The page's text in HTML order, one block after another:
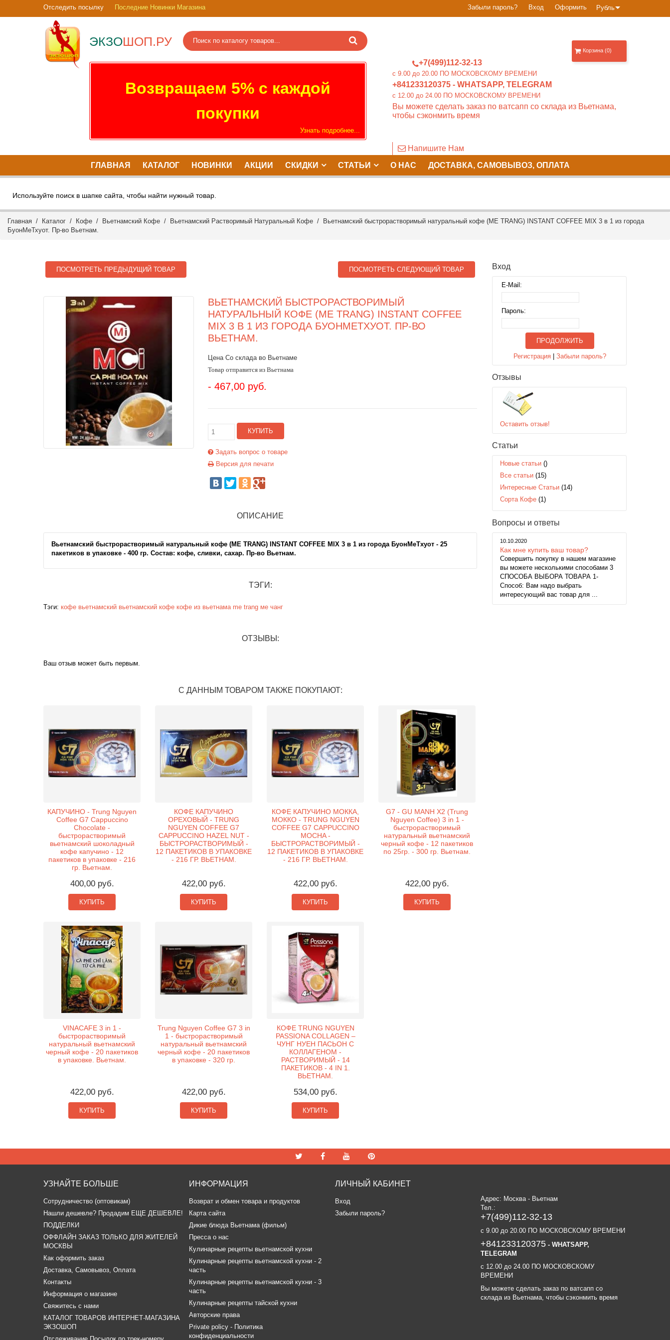
Рубль
Забыли пароль? Вход Оформить
Отследить посылку Последние Новинки Магазина
ЭКЗОШОП.РУ
+7(499)112-32-13
c 9.00 до 20.00 ПО МОСКОВСКОМУ ВРЕМЕНИ
+841233120375 - WHATSAPP, TELEGRAM
c 12.00 до 24.00 ПО МОСКОВСКОМУ ВРЕМЕНИ
Вы можете сделать заказ по ватсапп со склада из Вьетнама,
чтобы сэконмить время
Напишите Нам
Возвращаем 5% с каждой
покупки
Узнать подробнее...
Корзина (0)
ГЛАВНАЯ КАТАЛОГ НОВИНКИ АКЦИИ СКИДКИ СТАТЬИ О НАС ДОСТАВКА, САМОВЫВОЗ, ОПЛАТА
Используйте поиск в шапке сайта, чтобы найти нужный товар.
Главная / Каталог / Кофе / Вьетнамский Кофе / Вьетнамский Растворимый Натуральный Кофе / Вьетнамский быстрорастворимый натуральный кофе (ME TRANG) INSTANT COFFEE MIX 3 в 1 из города
БуонМеТхуот. Пр-во Вьетнам.
ПОСМОТРЕТЬ ПРЕДЫДУЩИЙ ТОВАР ПОСМОТРЕТЬ СЛЕДУЮЩИЙ ТОВАР
ВЬЕТНАМСКИЙ БЫСТРОРАСТВОРИМЫЙ
НАТУРАЛЬНЫЙ КОФЕ (ME TRANG) INSTANT COFFEE
MIX 3 В 1 ИЗ ГОРОДА БУОНМЕТХУОТ. ПР-ВО
ВЬЕТНАМ.
Цена Со склада во Вьетнаме
Товар отправится из Вьетнама
- 467,00 руб.
КУПИТЬ
Задать вопрос о товаре
Версия для печати
ОПИСАНИЕ
Вьетнамский быстрорастворимый натуральный кофе (ME TRANG) INSTANT COFFEE MIX 3 в 1 из города БуонМеТхуот - 25
пакетиков в упаковке - 400 гр. Состав: кофе, сливки, сахар. Пр-во Вьетнам.
ТЭГИ:
Тэги: кофе вьетнамский вьетнамский кофе кофе из вьетнама me trang ме чанг
ОТЗЫВЫ:
Ваш отзыв может быть первым.
С ДАННЫМ ТОВАРОМ ТАКЖЕ ПОКУПАЮТ:
КАПУЧИНО - Trung Nguyen
Coffee G7 Cappuccino
Chocolate -
быстрорастворимый
вьетнамский шоколадный
кофе капучино - 12
пакетиков в упаковке - 216
гр. Вьетнам.
400,00 руб.
КУПИТЬ
КОФЕ КАПУЧИНО
ОРЕХОВЫЙ - TRUNG
NGUYEN COFFEE G7
CAPPUCCINO HAZEL NUT -
БЫСТРОРАСТВОРИМЫЙ -
12 ПАКЕТИКОВ В УПАКОВКЕ
- 216 ГР. ВЬЕТНАМ.
422,00 руб.
КУПИТЬ
КОФЕ КАПУЧИНО МОККА,
МОККО - TRUNG NGUYEN
COFFEE G7 CAPPUCCINO
MOCHA -
БЫСТРОРАСТВОРИМЫЙ -
12 ПАКЕТИКОВ В УПАКОВКЕ
- 216 ГР. ВЬЕТНАМ.
422,00 руб.
КУПИТЬ
G7 - GU MANH X2 (Trung
Nguyen Coffee) 3 in 1 -
быстрорастворимый
натуральный вьетнамский
черный кофе - 12 пакетиков
по 25гр. - 300 гр. Вьетнам.
422,00 руб.
КУПИТЬ
VINACAFE 3 in 1 -
быстрорастворимый
натуральный вьетнамский
черный кофе - 20 пакетиков
в упаковке. Вьетнам.
422,00 руб.
КУПИТЬ
Trung Nguyen Coffee G7 3 in
1 - быстрорастворимый
натуральный вьетнамский
черный кофе - 20 пакетиков
в упаковке - 320 гр.
422,00 руб.
КУПИТЬ
КОФЕ TRUNG NGUYEN
PASSIONA COLLAGEN –
ЧУНГ НУЕН ПАСЬОН С
КОЛЛАГЕНОМ -
РАСТВОРИМЫЙ - 14
ПАКЕТИКОВ - 4 IN 1.
ВЬЕТНАМ.
534,00 руб.
КУПИТЬ
Вход
E-Mail:
Пароль:
ПРОДОЛЖИТЬ
Регистрация |Забыли пароль?
Отзывы
Оставить отзыв!
Статьи
Новые статьи ()
Все статьи (15)
Интересные Статьи (14)
Сорта Кофе (1)
Вопросы и ответы
10.10.2020
Как мне купить ваш товар?
Совершить покупку в нашем магазине
вы можете несколькими способами 3
СПОСОБА ВЫБОРА ТОВАРА 1-
Способ: Вам надо выбрать
интересующий вас товар для ...
УЗНАЙТЕ БОЛЬШЕ
Сотрудничество (оптовикам)
​Нашли дешевле? Продадим ЕЩЕ ДЕШЕВЛЕ!
ПОДДЕЛКИ
ОФФЛАЙН ЗАКАЗ ТОЛЬКО ДЛЯ ЖИТЕЛЕЙ
МОСКВЫ
Как оформить заказ
Доставка, Самовывоз, Оплата
Контакты
Информация о магазине
Свяжитесь с нами
КАТАЛОГ ТОВАРОВ ИНТЕРНЕТ-МАГАЗИНА
ЭКЗОШОП
ИНФОРМАЦИЯ
Возврат и обмен товара и продуктов
Карта сайта
Дикие блюда Вьетнама (фильм)
Пресса о нас
Кулинарные рецепты вьетнамской кухни
Кулинарные рецепты вьетнамской кухни - 2
часть
Кулинарные рецепты вьетнамской кухни - 3
часть
Кулинарные рецепты тайской кухни
Авторские права
Private policy - Политика
конфиденциальности
ЛИЧНЫЙ КАБИНЕТ
Вход
Забыли пароль?
Адрес: Москва - Вьетнам
Тел.:
+7(499)112-32-13
c 9.00 до 20.00 ПО МОСКОВСКОМУ ВРЕМЕНИ
+841233120375- WHATSAPP,
TELEGRAM
c 12.00 до 24.00 ПО МОСКОВСКОМУ
ВРЕМЕНИ
Вы можете сделать заказ по ватсапп со
склада из Вьетнама, чтобы сэконмить время